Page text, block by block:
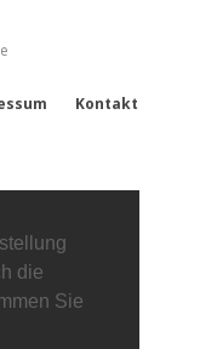
die
Sie
Kontakt